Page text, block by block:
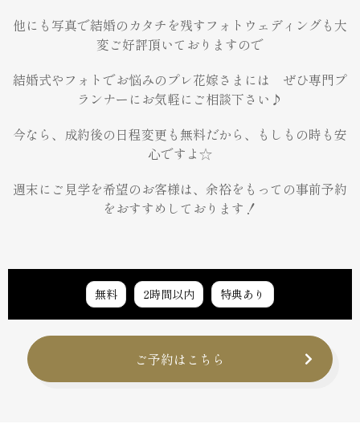
他にも写真で結婚のカタチを残すフォトウェディングも大
変ご好評頂いておりますので
結婚式やフォトでお悩みのプレ花嫁さまには ぜひ専門プ
ランナーにお気軽にご相談下さい♪
今なら、成約後の日程変更も無料だから、もしもの時も安
心ですよ☆
週末にご見学を希望のお客様は、余裕をもっての事前予約
をおすすめしております！
無料 2時間以内 特典あり
ご予約はこちら